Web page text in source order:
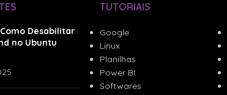
Desabilitar
no Ubuntu
TUTORIAIS
Google
Linux
Planilhas
Power BI
Softwares